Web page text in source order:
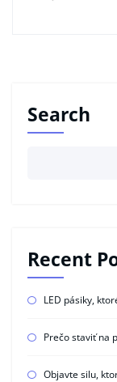
Search
Recent
LED pásiky,
Prečo staviť na
Objavte silu,